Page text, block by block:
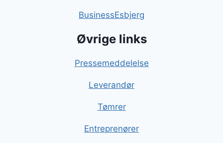
BusinessEsbjerg
Øvrige links
Pressemeddelelse
Leverandør
Tømrer
Entreprenører